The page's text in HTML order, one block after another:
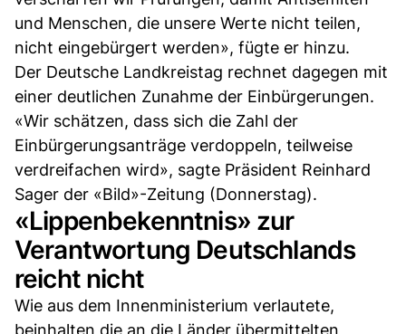
und Menschen, die unsere Werte nicht teilen,
nicht eingebürgert werden», fügte er hinzu.
Der Deutsche Landkreistag rechnet dagegen mit
einer deutlichen Zunahme der Einbürgerungen.
«Wir schätzen, dass sich die Zahl der
Einbürgerungsanträge verdoppeln, teilweise
verdreifachen wird», sagte Präsident Reinhard
Sager der «Bild»-Zeitung (Donnerstag).
«Lippenbekenntnis» zur
Verantwortung Deutschlands
reicht nicht
Wie aus dem Innenministerium verlautete,
beinhalten die an die Länder übermittelten